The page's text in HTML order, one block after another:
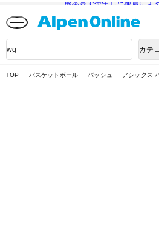
熊本県で発生した地震によ
品
検
カテ
TOP バスケットボール バッシュ アシックス